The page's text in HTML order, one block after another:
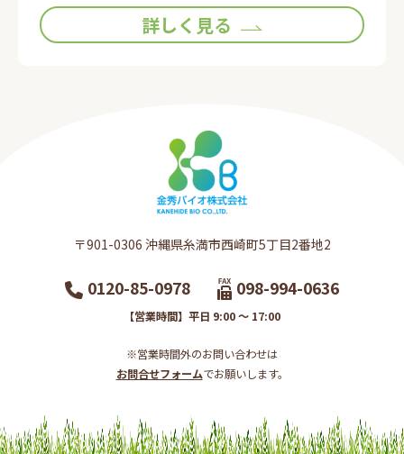
詳しく見る
〒901-0306​ 沖縄県糸満市西崎町5丁目2番地2​
0120-85-0978 098-994-0636
【営業時間】平日 9:00 ～ 17:00
※営業時間外のお問い合わせは
お問合せフォームでお願いします。​